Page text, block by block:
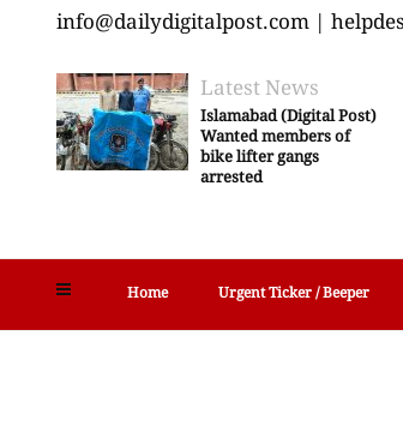
Home Urgent Ticker / Beeper
Latest News
Islamabad (Digital Post)
Wanted members of
bike lifter gangs
arrested
info@dailydigitalpost.com |